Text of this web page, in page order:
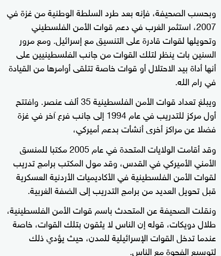
وبحسب الصحيفة، فإنه بعد طرد السلطة الوطنية من غزة في
2007، استثمر الغرب في دعم قوات الأمن الفلسطيني
وتحويلها لقوات قادرة على التنسيق مع إسرائيل. ومع مرور
السنين بات ينظر لتلك القوات من جانب الفلسطينيين على
أنها أداة بيد الاحتلال أو قوات خاصة تتلقى أوامرها من القيادة
في رام الله.
ويبلغ تعداد قوات الأمن الفلسطينية 35 ألف عنصر. وافتتح
أول مركز للتدريب في عام 1994 إلى جانب فرع آخر في غزة
فضلا عن مراكز أخرى أنشأت بدعم أميركي،
وقد أقامت الولايات المتحدة في عام 2005 مكتبا للمنسق
الأمني الأميركي في القدس، وقد مول المكتب برامج تدريب
لقوات الأمن الفلسطينية في الأكاديميات الأردنية العسكرية
قبل تحويل العديد من برامج التدريب إلى الضفة الغربية.
ونقلت الصحيفة عن المتحدث باسم قوات الأمن الفلسطينية،
طلال دويكات، قوله إن الناس لا يثقون بتلك القوات، خاصة
عندما تدخل القوات الإسرائيلية للمدن، حيث يؤدي ذلك
لتوسيع الفجوة مع الناس.